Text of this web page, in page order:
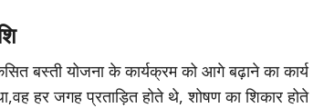
बस्ती योजना के कार्यक्रम को आगे बढ़ाने का कार्य
हर जगह प्रताड़ित होते थे, शोषण का शिकार होते